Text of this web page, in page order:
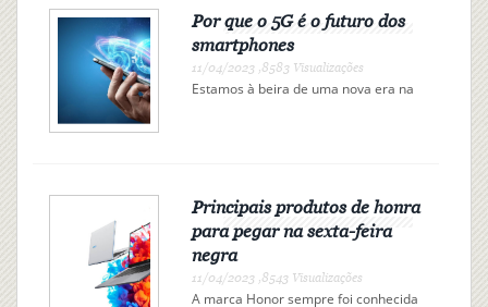
Por que o 5G é o futuro dos
smartphones
11/04/2023 ,8583 Visualizações
Estamos à beira de uma nova era na
velocidades máximas de...
Principais produtos de honra
para pegar na sexta-feira
negra
11/04/2023 ,8543 Visualizações
A marca Honor sempre foi conhecida